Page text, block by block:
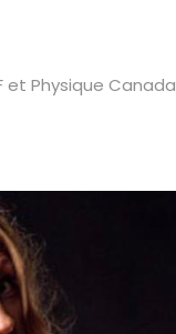
et Physique Canada